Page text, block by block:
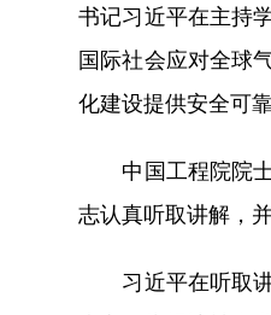
书记习近平在主持
国际社会应对全球
化建设提供安全可
中国工程院院士
志认真听取讲解，
习近平在听取讲